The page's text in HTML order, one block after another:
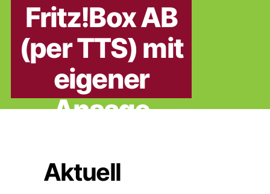
Fritz!Box AB
(per TTS) mit
eigener
Ansage
Aktuell